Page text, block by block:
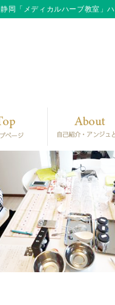
静岡「メディカルハーブ教室」